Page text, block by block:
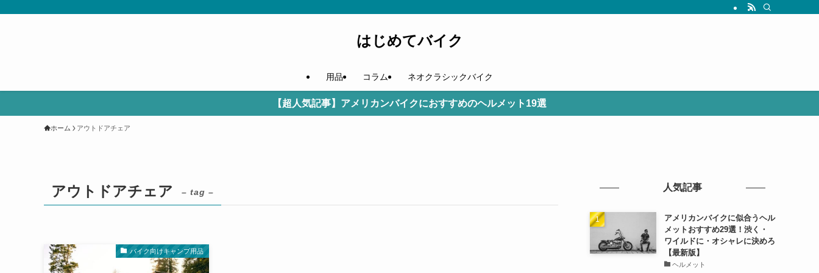
はじめてバイク
用品 コラム ネオクラシックバイク
【超人気記事】アメリカンバイクにおすすめのヘルメット19選
ホーム アウトドアチェア
アウトドアチェア – tag –
バイク向けキャンプ用品
人気記事
アメリカンバイクに似合うヘル
メットおすすめ29選！渋く・
ワイルドに・オシャレに決めろ
【最新版】
ヘルメット